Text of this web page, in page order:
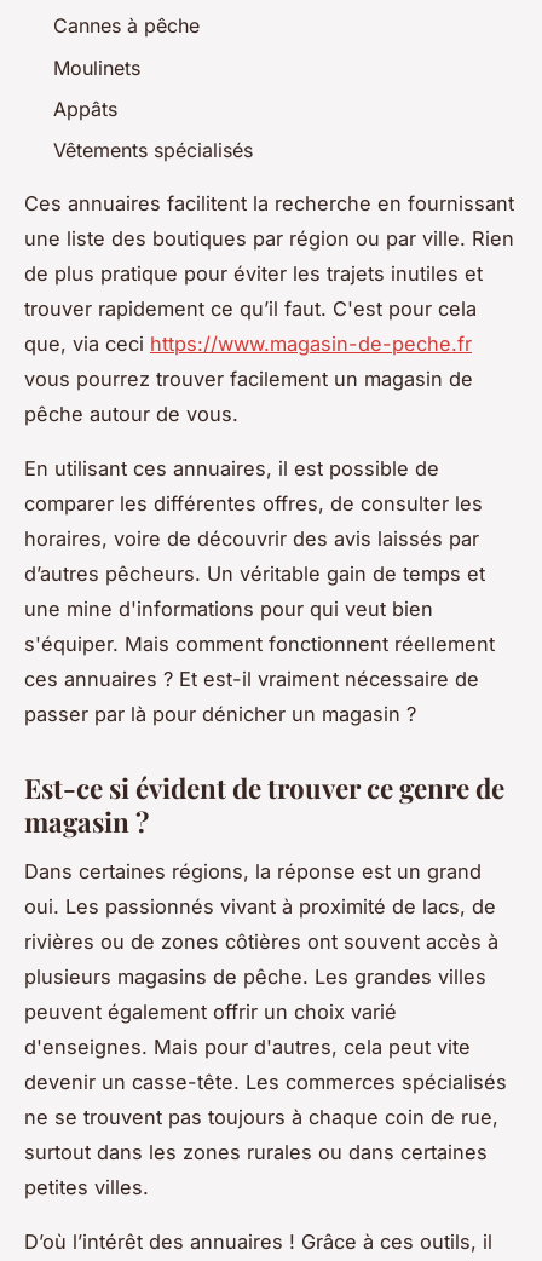
Cannes à pêche
Moulinets
Appâts
Vêtements spécialisés
Ces annuaires facilitent la recherche en fournissant
une liste des boutiques par région ou par ville. Rien
de plus pratique pour éviter les trajets inutiles et
trouver rapidement ce qu’il faut. C'est pour cela
que, via ceci https://www.magasin-de-peche.fr
vous pourrez trouver facilement un magasin de
pêche autour de vous.
En utilisant ces annuaires, il est possible de
comparer les différentes offres, de consulter les
horaires, voire de découvrir des avis laissés par
d’autres pêcheurs. Un véritable gain de temps et
une mine d'informations pour qui veut bien
s'équiper. Mais comment fonctionnent réellement
ces annuaires ? Et est-il vraiment nécessaire de
passer par là pour dénicher un magasin ?
Est-ce si évident de trouver ce genre de
magasin ?
Dans certaines régions, la réponse est un grand
oui. Les passionnés vivant à proximité de lacs, de
rivières ou de zones côtières ont souvent accès à
plusieurs magasins de pêche. Les grandes villes
peuvent également offrir un choix varié
d'enseignes. Mais pour d'autres, cela peut vite
devenir un casse-tête. Les commerces spécialisés
ne se trouvent pas toujours à chaque coin de rue,
surtout dans les zones rurales ou dans certaines
petites villes.
D’où l’intérêt des annuaires ! Grâce à ces outils, il